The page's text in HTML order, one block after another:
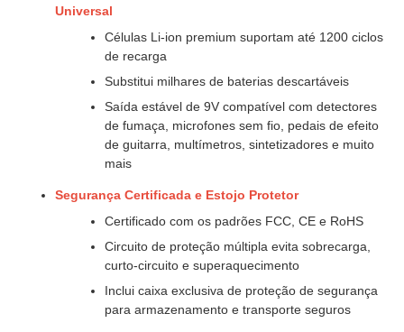
Universal
Células Li-ion premium suportam até 1200 ciclos
de recarga
Substitui milhares de baterias descartáveis
Saída estável de 9V compatível com detectores
de fumaça, microfones sem fio, pedais de efeito
de guitarra, multímetros, sintetizadores e muito
mais
Segurança Certificada e Estojo Protetor
Certificado com os padrões FCC, CE e RoHS
Circuito de proteção múltipla evita sobrecarga,
curto-circuito e superaquecimento
Inclui caixa exclusiva de proteção de segurança
para armazenamento e transporte seguros